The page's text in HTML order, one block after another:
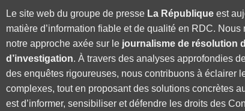
Le site web du groupe de presse La République est
matière d’information fiable et de qualité en RDC.
notre approche axée sur le journalisme de résolution
d’investigation. À travers des analyses approfondies
des enquêtes rigoureuses, nous contribuons à éclairer
complexes, tout en proposant des solutions concrètes
est d’informer, sensibiliser et défendre les droits des